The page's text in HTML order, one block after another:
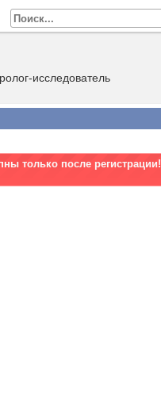
исследователь
только после регистрации!